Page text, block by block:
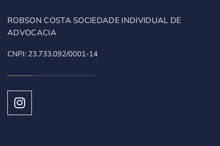
ROBSON COSTA SOCIEDADE INDIVIDUAL DE
ADVOCACIA
CNPJ: 23.733.092/0001-14